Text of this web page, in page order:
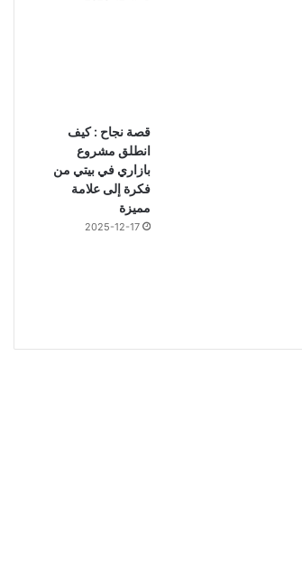
قصة نجاح : كيف
انطلق مشروع
بازاري في بيتي من
فكرة إلى علامة
مميزة
2025-12-17